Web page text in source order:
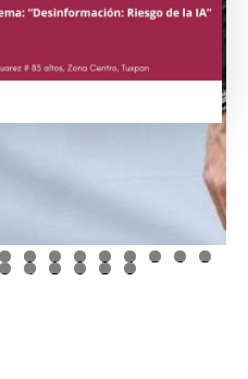
0 1 2 3 4 5 6 7
3 4 5 6 7 8